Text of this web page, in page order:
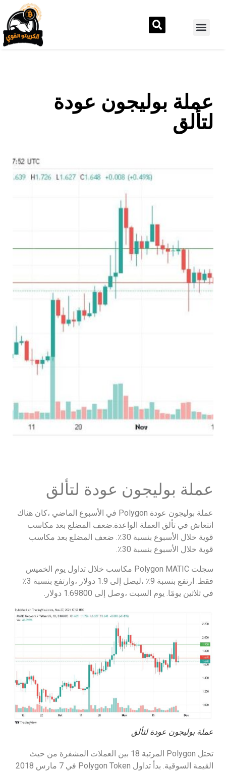
عملة بوليجون عودة
لتألق
عملة بوليجون عودة لتألق
عملة بوليجون عودة Polygon في الأسبوع الماضي ،كان هناك
انتعاش في تألق العملة الواعدة.ضعف المضلع بعد مكاسب
قوية خلال الأسبوع بنسبة 30٪. ضعف المضلع بعد مكاسب
قوية خلال الأسبوع بنسبة 30٪.
سجلت Polygon MATIC مكاسب خلال تداول يوم الخميس
فقط. ارتفع بنسبة 9٪ ،ليصل إلى 1.9 دولار ،وارتفع بنسبة 3٪
في ثلاثين يومًا. يوم السبت ،وصل إلى 1.69800 دولار.
عملة بوليجون عودة لتألق
تحتل Polygon المرتبة 18 بين العملات المشفرة من حيث
القيمة السوقية. بدأ تداول Polygon Token في 7 مارس 2018